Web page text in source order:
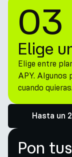
03
Elige
Elige entre
APY. Algunos
cuando quieras.
Hasta un
Pon